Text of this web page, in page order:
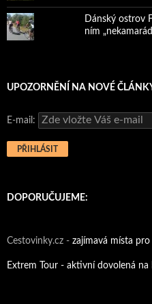
Dánský ostrov
ním
UPOZORNĚNÍ NA NOVÉ
E-mail:
DOPORUČUJEME:
Cestovinky.cz - zajímavá místa
Extrem Tour - aktivní dovolená